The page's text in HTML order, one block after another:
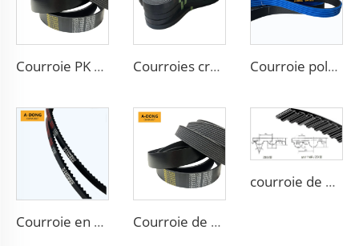
Courroie PK 5PK1650 Courroie d'alternateur automobile Courroie nervurée 5PK865 Courroies crantées Opel Drive 4PK643 pour Chevrolet Cruze Courroie poly-V moteur 6PK1973 pour pièces détachées Ford Jeep Lancia Mazda
Courroie en caoutchouc Courroie automobile Transmission de puissance à grande vitesse et faible bruit Courroie V Courroie de ventilateur de voiture en caoutchouc PK personnalisable OEM 8PK 6PK 4PK Poly V à nervures
courroie de distribution 88ZA19 pour moteur de voiture pour TOYOTA